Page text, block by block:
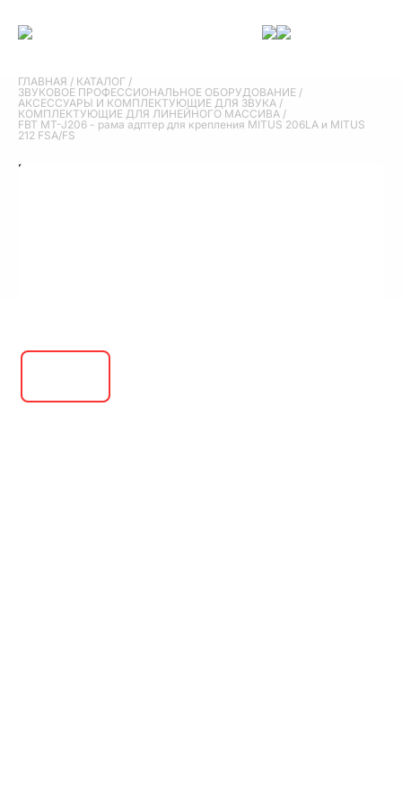
ГЛАВНАЯ / КАТАЛОГ /
ЗВУКОВОЕ ПРОФЕССИОНАЛЬНОЕ ОБОРУДОВАНИЕ /
АКСЕССУАРЫ И КОМПЛЕКТУЮЩИЕ ДЛЯ ЗВУКА /
КОМПЛЕКТУЮЩИЕ ДЛЯ ЛИНЕЙНОГО МАССИВА /
FBT MT-J206 - рама адптер для крепления MITUS 206LA и MITUS
212 FSA/FS
FBT MT-J206 - рама адптер для крепления